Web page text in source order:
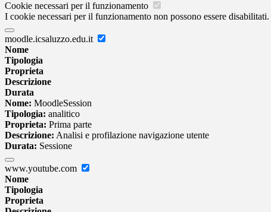
Cookie necessari per il funzionamento
I cookie necessari per il funzionamento non possono essere
moodle.icsaluzzo.edu.it
Nome
Tipologia
Proprieta
Descrizione
Durata
Nome: MoodleSession
Tipologia: analitico
Proprieta: Prima parte
Descrizione: Analisi e profilazione navigazione utente
Durata: Sessione
www.youtube.com
Nome
Tipologia
Proprieta